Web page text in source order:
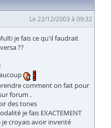
Le 22/12/2003 à 09:32
je fais ce qu'il faudrait
??
comment on fait pour
forum .
des tones
je fais EXACTEMENT
croyais avoir inventé